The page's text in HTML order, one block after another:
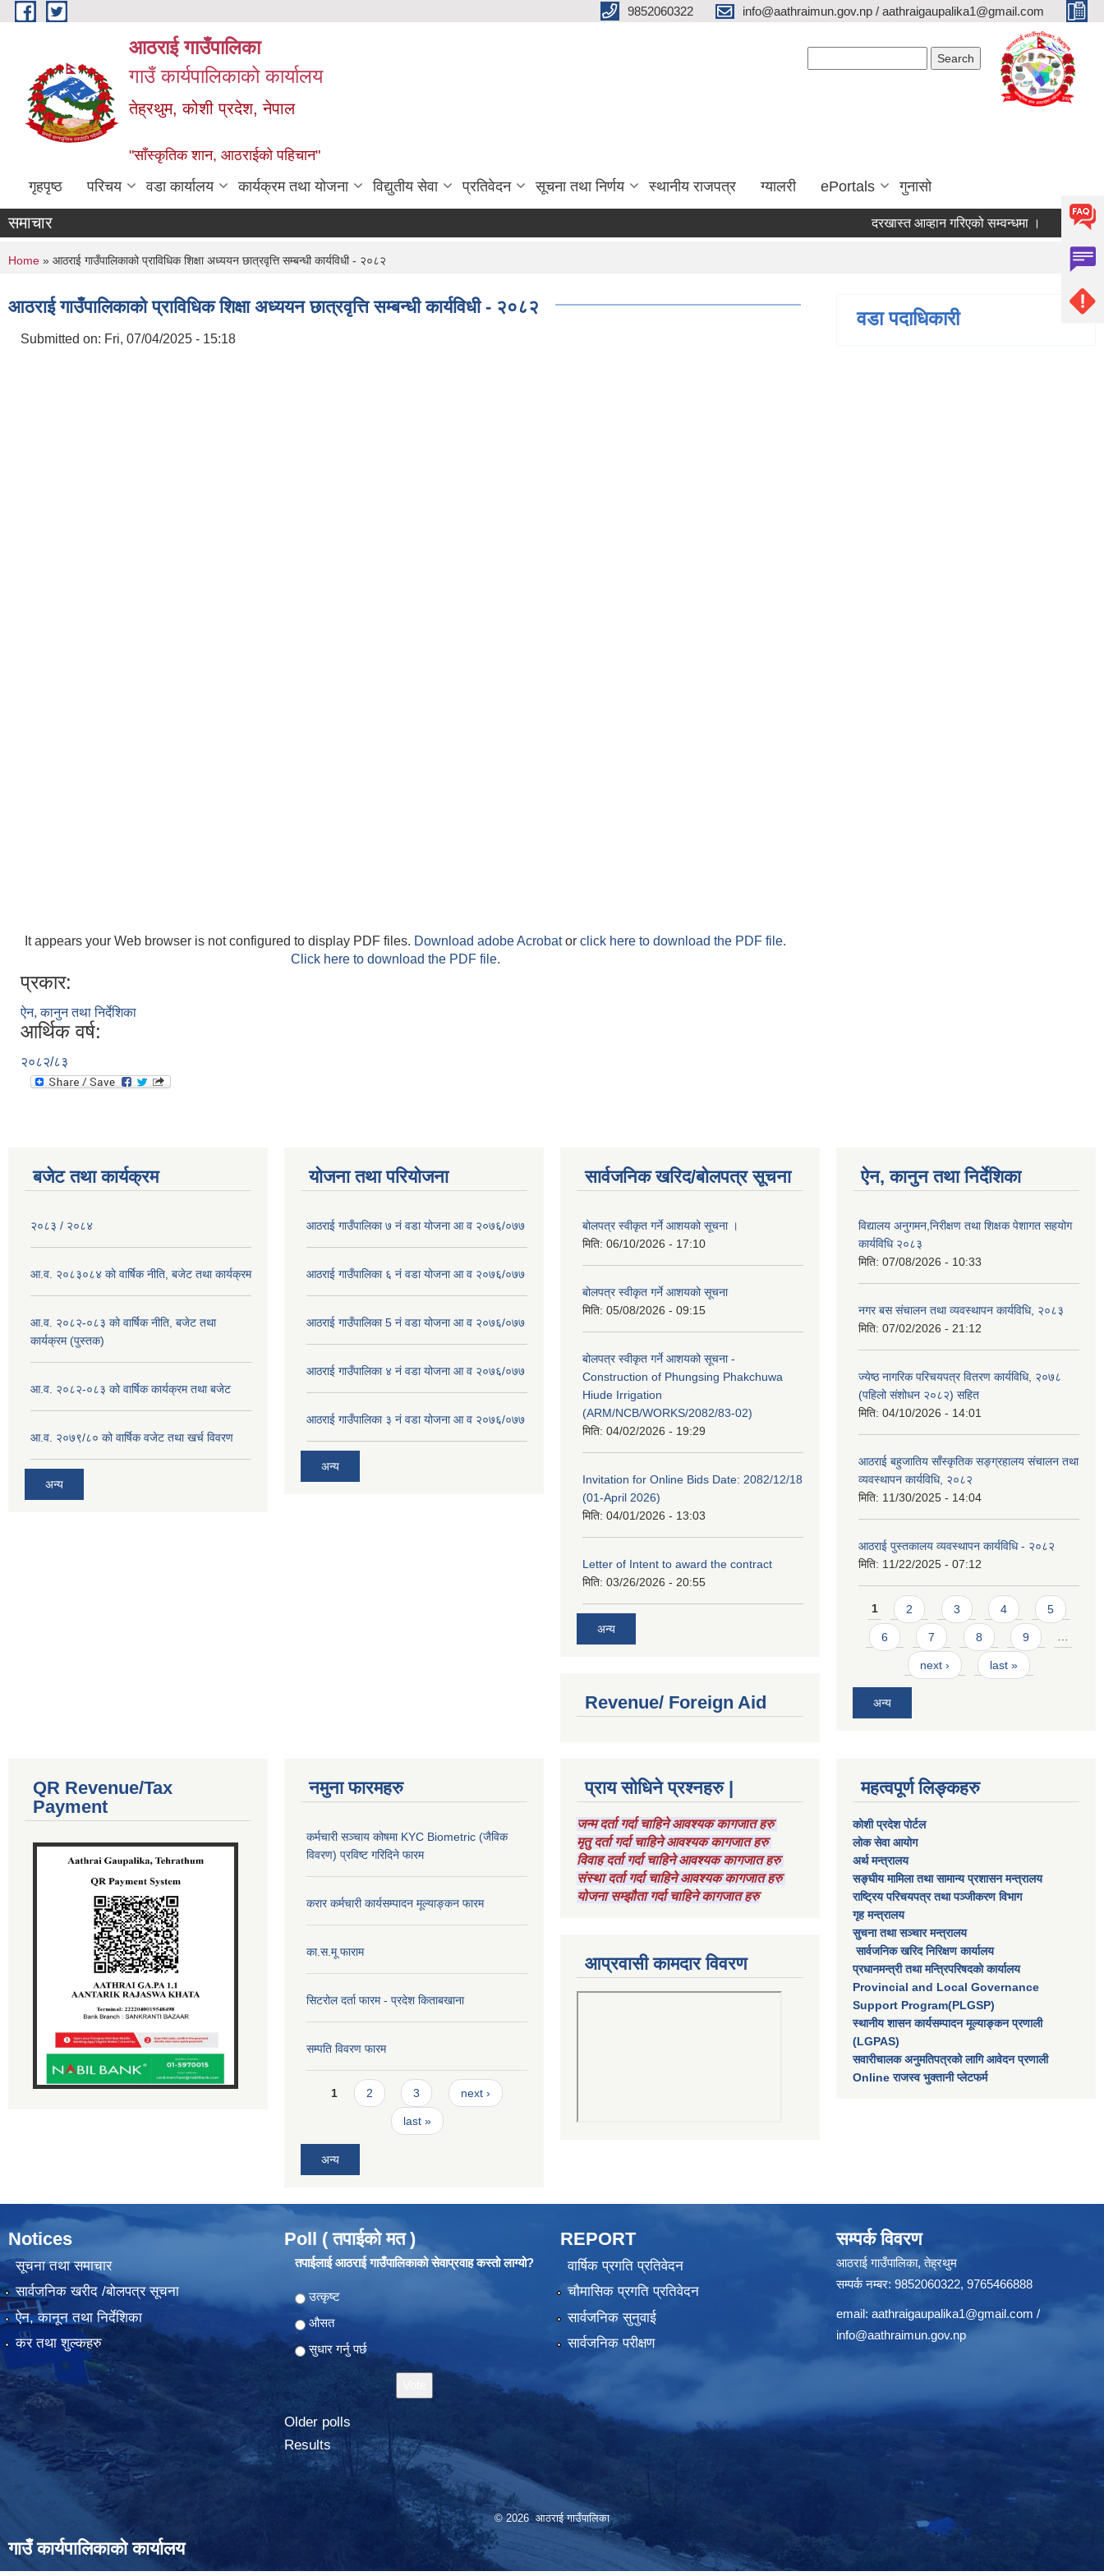
Skip to main content 9852060322 info@aathraimun.gov.np / aathraigaupalika1@gmail.com
आठराई गाउँपालिका
गाउँ कार्यपालिकाको कार्यालय
तेह्रथुम, कोशी प्रदेश, नेपाल
"साँस्कृतिक शान, आठराईको पहिचान"
गृहपृष्ठ परिचय वडा कार्यालय कार्यक्रम तथा योजना विद्युतीय सेवा प्रतिवेदन सूचना तथा निर्णय स्थानीय राजपत्र ग्यालरी ePortals गुनासो
समाचार दरखास्त आव्हान गरिएको सम्वन्धमा । प्रेश विज्ञप्ती
You are here
Home » आठराई गाउँपालिकाको प्राविधिक शिक्षा अध्ययन छात्रवृत्ति सम्बन्धी कार्यविधी - २०८२
आठराई गाउँपालिकाको प्राविधिक शिक्षा अध्ययन छात्रवृत्ति सम्बन्धी कार्यविधी - २०८२
Submitted on: Fri, 07/04/2025 - 15:18
It appears your Web browser is not configured to display PDF files. Download adobe Acrobator click here to download the PDF file.
Click here to download the PDF file.
प्रकार:
ऐन, कानुन तथा निर्देशिका
आर्थिक वर्ष:
२०८२/८३
वडा पदाधिकारी
बजेट तथा कार्यक्रम
२०८३ / २०८४
आ.व. २०८३०८४ को वार्षिक नीति, बजेट तथा कार्यक्रम
आ.व. २०८२-०८३ को वार्षिक नीति, बजेट तथा
कार्यक्रम (पुस्तक)
आ.व. २०८२-०८३ को वार्षिक कार्यक्रम तथा बजेट
आ.व. २०७९/८० को वार्षिक वजेट तथा खर्च विवरण
अन्य
योजना तथा परियोजना
आठराई गाउँपालिका ७ नं वडा योजना आ व २०७६/०७७
आठराई गाउँपालिका ६ नं वडा योजना आ व २०७६/०७७
आठराई गाउँपालिका 5 नं वडा योजना आ व २०७६/०७७
आठराई गाउँपालिका ४ नं वडा योजना आ व २०७६/०७७
आठराई गाउँपालिका ३ नं वडा योजना आ व २०७६/०७७
अन्य
सार्वजनिक खरिद/बोलपत्र सूचना
बोलपत्र स्वीकृत गर्ने आशयको सूचना ।
मिति: 06/10/2026 - 17:10
बोलपत्र स्वीकृत गर्ने आशयको सूचना
मिति: 05/08/2026 - 09:15
बोलपत्र स्वीकृत गर्ने आशयको सूचना -
Construction of Phungsing Phakchuwa
Hiude Irrigation
(ARM/NCB/WORKS/2082/83-02)
मिति: 04/02/2026 - 19:29
Invitation for Online Bids Date: 2082/12/18
(01-April 2026)
मिति: 04/01/2026 - 13:03
Letter of Intent to award the contract
मिति: 03/26/2026 - 20:55
अन्य
Revenue/ Foreign Aid
ऐन, कानुन तथा निर्देशिका
विद्यालय अनुगमन,निरीक्षण तथा शिक्षक पेशागत सहयोग
कार्यविधि २०८३
मिति: 07/08/2026 - 10:33
नगर बस संचालन तथा व्यवस्थापन कार्यविधि, २०८३
मिति: 07/02/2026 - 21:12
ज्येष्ठ नागरिक परिचयपत्र वितरण कार्यविधि, २०७८
(पहिलो संशोधन २०८२) सहित
मिति: 04/10/2026 - 14:01
आठराई बहुजातिय साँस्कृतिक सङ्ग्रहालय संचालन तथा
व्यवस्थापन कार्यविधि, २०८२
मिति: 11/30/2025 - 14:04
आठराई पुस्तकालय व्यवस्थापन कार्यविधि - २०८२
मिति: 11/22/2025 - 07:12
Pages
1 2 3 4 5
6 7 8 9 …
next › last »
अन्य
QR Revenue/Tax
Payment
नमुना फारमहरु
कर्मचारी सञ्चाय कोषमा KYC Biometric (जैविक
विवरण) प्रविष्ट गरिदिने फारम
करार कर्मचारी कार्यसम्पादन मूल्याङ्कन फारम
का.स.मू फाराम
सिटरोल दर्ता फारम - प्रदेश किताबखाना
सम्पति विवरण फारम
Pages
1 2 3 next ›
last »
अन्य
प्राय सोधिने प्रश्नहरु |
जन्म दर्ता गर्दा चाहिने आवश्यक कागजात हरु
मृतु दर्ता गर्दा चाहिने आवश्यक कागजात हरु
विवाह दर्ता गर्दा चाहिने आवश्यक कागजात हरु
संस्था दर्ता गर्दा चाहिने आवश्यक कागजात हरु
योजना सम्झौता गर्दा चाहिने कागजात हरु
आप्रवासी कामदार विवरण
महत्वपूर्ण लिङ्कहरु
कोशी प्रदेश पोर्टल
लाेक सेवा आयाेग
अर्थ मन्त्रालय
सङ्घीय मामिला तथा सामान्य प्रशासन मन्त्रालय
राष्‍ट्रिय परिचयपत्र तथा पञ्‍जीकरण विभाग
गृह मन्त्रालय
सुचना तथा सञ्चार मन्त्रालय
सार्वजनिक खरिद निरिक्षण कार्यालय
प्रधानमन्त्री तथा मन्त्रिपरिषदकाे कार्यालय
Provincial and Local Governance
Support Program(PLGSP)
स्थानीय शासन कार्यसम्पादन मूल्याङ्कन प्रणाली
(LGPAS)
सवारीचालक अनुमतिपत्रको लागि आवेदन प्रणाली
Online राजस्व भुक्तानी प्लेटफर्म
Notices
सूचना तथा समाचार
सार्वजनिक खरीद /बोलपत्र सूचना
ऐन, कानून तथा निर्देशिका
कर तथा शुल्कहरु
Poll ( तपाईको मत )
तपाईलाई आठराई गाउँपालिकाको सेवाप्रवाह कस्तो लाग्यो?
Choices
उत्कृष्ट
औसत
सुधार गर्नु पर्छ
Older polls
Results
REPORT
वार्षिक प्रगति प्रतिवेदन
चौमासिक प्रगति प्रतिवेदन
सार्वजनिक सुनुवाई
सार्वजनिक परीक्षण
सम्पर्क विवरण
आठराई गाउँपालिका, तेह्रथुम
सम्पर्क नम्बर: 9852060322, 9765466888
email: aathraigaupalika1@gmail.com /
info@aathraimun.gov.np
© 2026 आठराई गाउँपालिका
गाउँ कार्यपालिकाको कार्यालय